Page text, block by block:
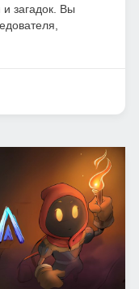
загадок. Вы